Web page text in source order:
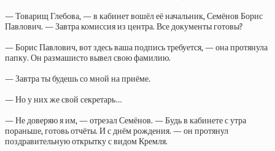
— Товарищ Глебова, — в кабинет вошёл её начальник, Семёнов Борис
Павлович. — Завтра комиссия из центра. Все документы готовы?
— Борис Павлович, вот здесь ваша подпись требуется, — она протянула
папку. Он размашисто вывел свою фамилию.
— Завтра ты будешь со мной на приёме.
— Но у них же свой секретарь…
— Не доверяю я им, — отрезал Семёнов. — Будь в кабинете с утра
пораньше, готовь отчёты. И с днём рождения. — он протянул
поздравительную открытку с видом Кремля.